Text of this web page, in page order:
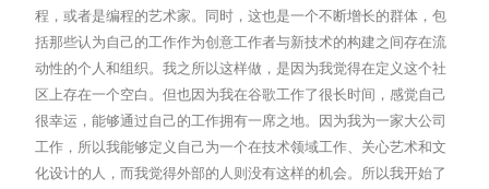
程，或者是编程的艺术家。同时，这也是一个不断增长的群体，包
括那些认为自己的工作作为创意工作者与新技术的构建之间存在流
动性的个人和组织。我之所以这样做，是因为我觉得在定义这个社
区上存在一个空白。但也因为我在谷歌工作了很长时间，感觉自己
很幸运，能够通过自己的工作拥有一席之地。因为我为一家大公司
工作，所以我能够定义自己为一个在技术领域工作、关心艺术和文
化设计的人，而我觉得外部的人则没有这样的机会。所以我开始了